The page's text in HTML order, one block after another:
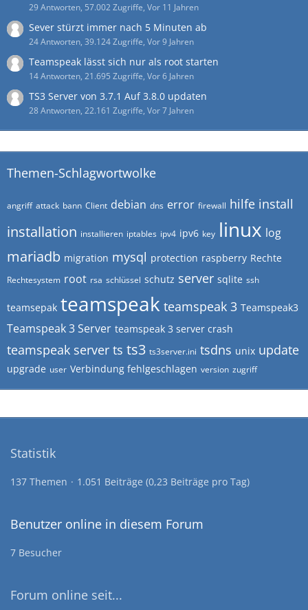
29 Antworten, 57.002 Zugriffe, Vor 11 Jahren
Sever stürzt immer nach 5 Minuten ab
24 Antworten, 39.124 Zugriffe, Vor 9 Jahren
Teamspeak lässt sich nur als root starten
14 Antworten, 21.695 Zugriffe, Vor 6 Jahren
TS3 Server von 3.7.1 Auf 3.8.0 updaten
28 Antworten, 22.161 Zugriffe, Vor 7 Jahren
Themen-Schlagwortwolke
angriff attack bann Client debian dns error firewall hilfe install
installation installieren iptables ipv4 ipv6 key linux log
mariadb migration mysql protection raspberry Rechte
Rechtesystem root rsa schlüssel schutz server sqlite ssh
teamsepak teamspeak teamspeak 3 Teamspeak3
Teamspeak 3 Server teamspeak 3 server crash
teamspeak server ts ts3 ts3server.ini tsdns unix update
upgrade user Verbindung fehlgeschlagen version zugriff
Statistik
137 Themen 1.051 Beiträge (0,23 Beiträge pro Tag)
Benutzer online in diesem Forum
7 Besucher
Forum online seit...